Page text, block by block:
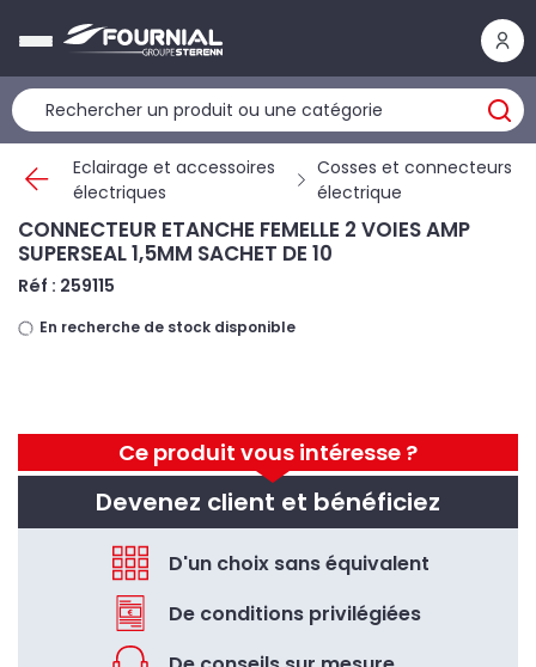
Eclairage et accessoires
électriques
Cosses et connecteurs
électrique
Ce produit vous intéresse ?
Devenez client et bénéficiez
D'un choix sans équivalent
De conditions privilégiées
CONNECTEUR ETANCHE FEMELLE 2 VOIES AMP
SUPERSEAL 1,5MM SACHET DE 10
Réf : 259115
En recherche de stock disponible